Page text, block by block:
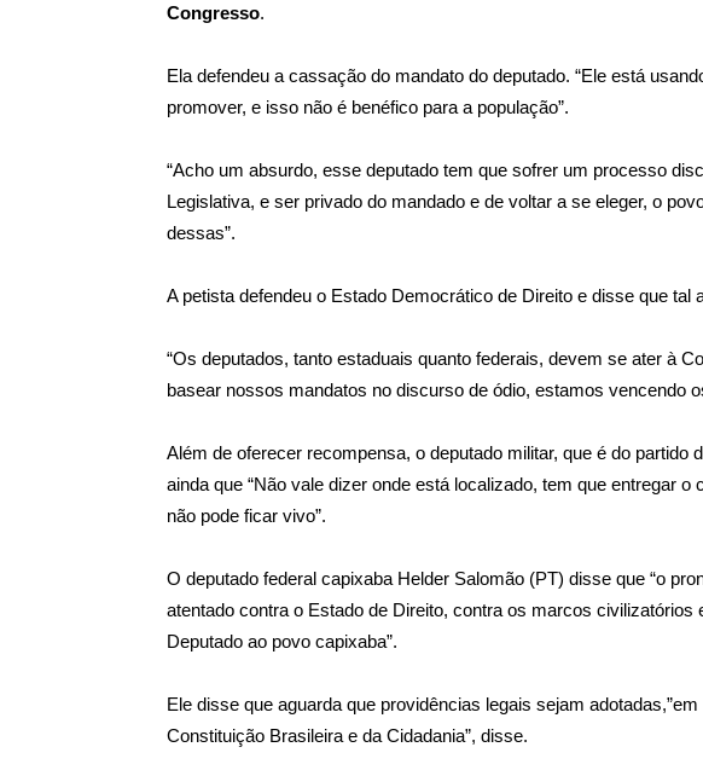
Congresso.
Ela defendeu a cassação do mandato do deputado. “Ele está
promover, e isso não é benéfico para a população”.
“Acho um absurdo, esse deputado tem que sofrer um processo
Legislativa, e ser privado do mandado e de voltar a se eleger, o
dessas”.
A petista defendeu o Estado Democrático de Direito e disse que tal
“Os deputados, tanto estaduais quanto federais, devem se ater à
basear nossos mandatos no discurso de ódio, estamos vencendo
Além de oferecer recompensa, o deputado militar, que é do partido
ainda que “Não vale dizer onde está localizado, tem que entregar
não pode ficar vivo”.
O deputado federal capixaba Helder Salomão (PT) disse que “o
atentado contra o Estado de Direito, contra os marcos civilizatórios
Deputado ao povo capixaba”.
Ele disse que aguarda que providências legais sejam
Constituição Brasileira e da Cidadania”, disse.